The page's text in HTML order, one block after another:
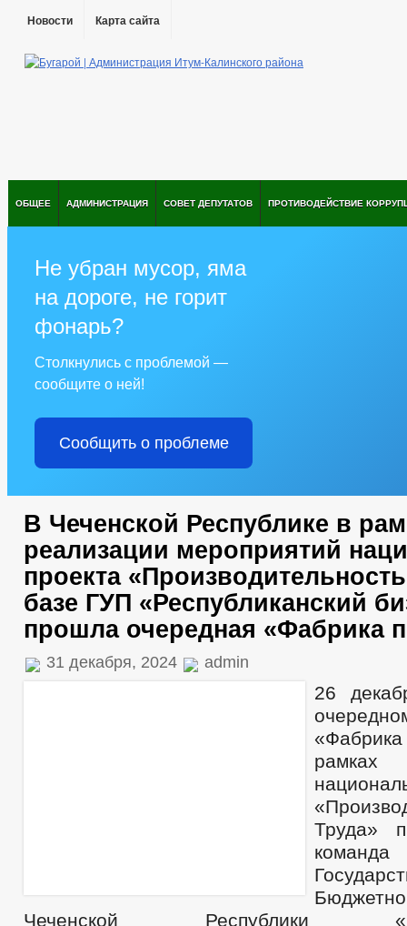
Новости Карта сайта
ОБЩЕЕ АДМИНИСТРАЦИЯ СОВЕТ ДЕПУТАТОВ ПРОТИВОДЕЙСТВИЕ
Не убран мусор, яма
на дороге, не горит
фонарь?
Столкнулись с проблемой —
сообщите о ней!
Сообщить о проблеме
В Чеченской Республике в
реализации мероприятий
проекта
базе ГУП «Республиканский
прошла очередная «Фабрика
31 декабря, 2024 admin
26
Труда»
команда
Чеченской Республики